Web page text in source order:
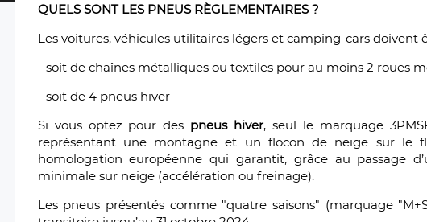
QUELS SONT LES PNEUS RÈGLEMENTAIRES ?
Les voitures, véhicules utilitaires légers et camping-cars doivent
- soit de chaînes métalliques ou textiles pour au moins 2 roues
- soit de 4 pneus hiver
Si vous optez pour des pneus hiver, seul le marquage
représentant une montagne et un flocon de neige sur le
homologation européenne qui garantit, grâce au passage
minimale sur neige (accélération ou freinage).
Les pneus présentés comme "quatre saisons" (marquage